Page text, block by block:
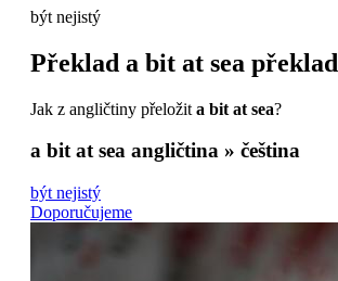
být nejistý
Překlad a bit at sea překlad
Jak z angličtiny přeložit a bit at sea?
a bit at sea angličtina » čeština
být nejistý
Doporučujeme